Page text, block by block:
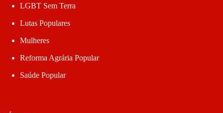
LGBT Sem Terra
Lutas Populares
Mulheres
Reforma Agrária Popular
Saúde Popular